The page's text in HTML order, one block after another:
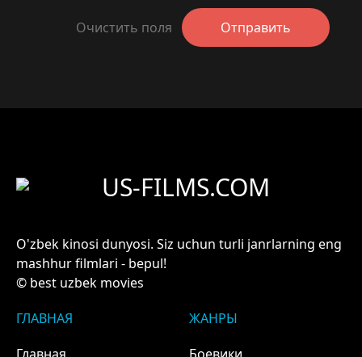
Очистить поля Отправить
US-FILMS.COM
O'zbek kinosi dunyosi. Siz uchun turli janrlarning eng
mashhur filmlari - bepul!
© best uzbek movies
ГЛАВНАЯ
ЖАНРЫ